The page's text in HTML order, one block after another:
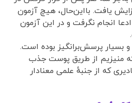
یافت. بااین‌حال، هیچ آزمون
انجام نگرفت و در این آزمون
و بسیار پرسش‌برانگیز بوده است.
که منیزیم از طریق پوست جذب
که از جنبهٔ علمی معنادار